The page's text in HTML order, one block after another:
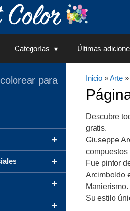
Categorías Últimas
Inicio»Arte»
Descubre
gratis.
Giuseppe
compuestos
Fue pintor
Arcimboldo
Manierismo.
Su estilo
para
+
+
+
+